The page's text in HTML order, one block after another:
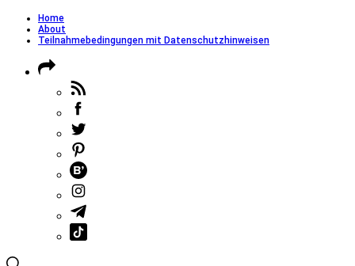
Home
About
Teilnahmebedingungen mit Datenschutzhinweisen